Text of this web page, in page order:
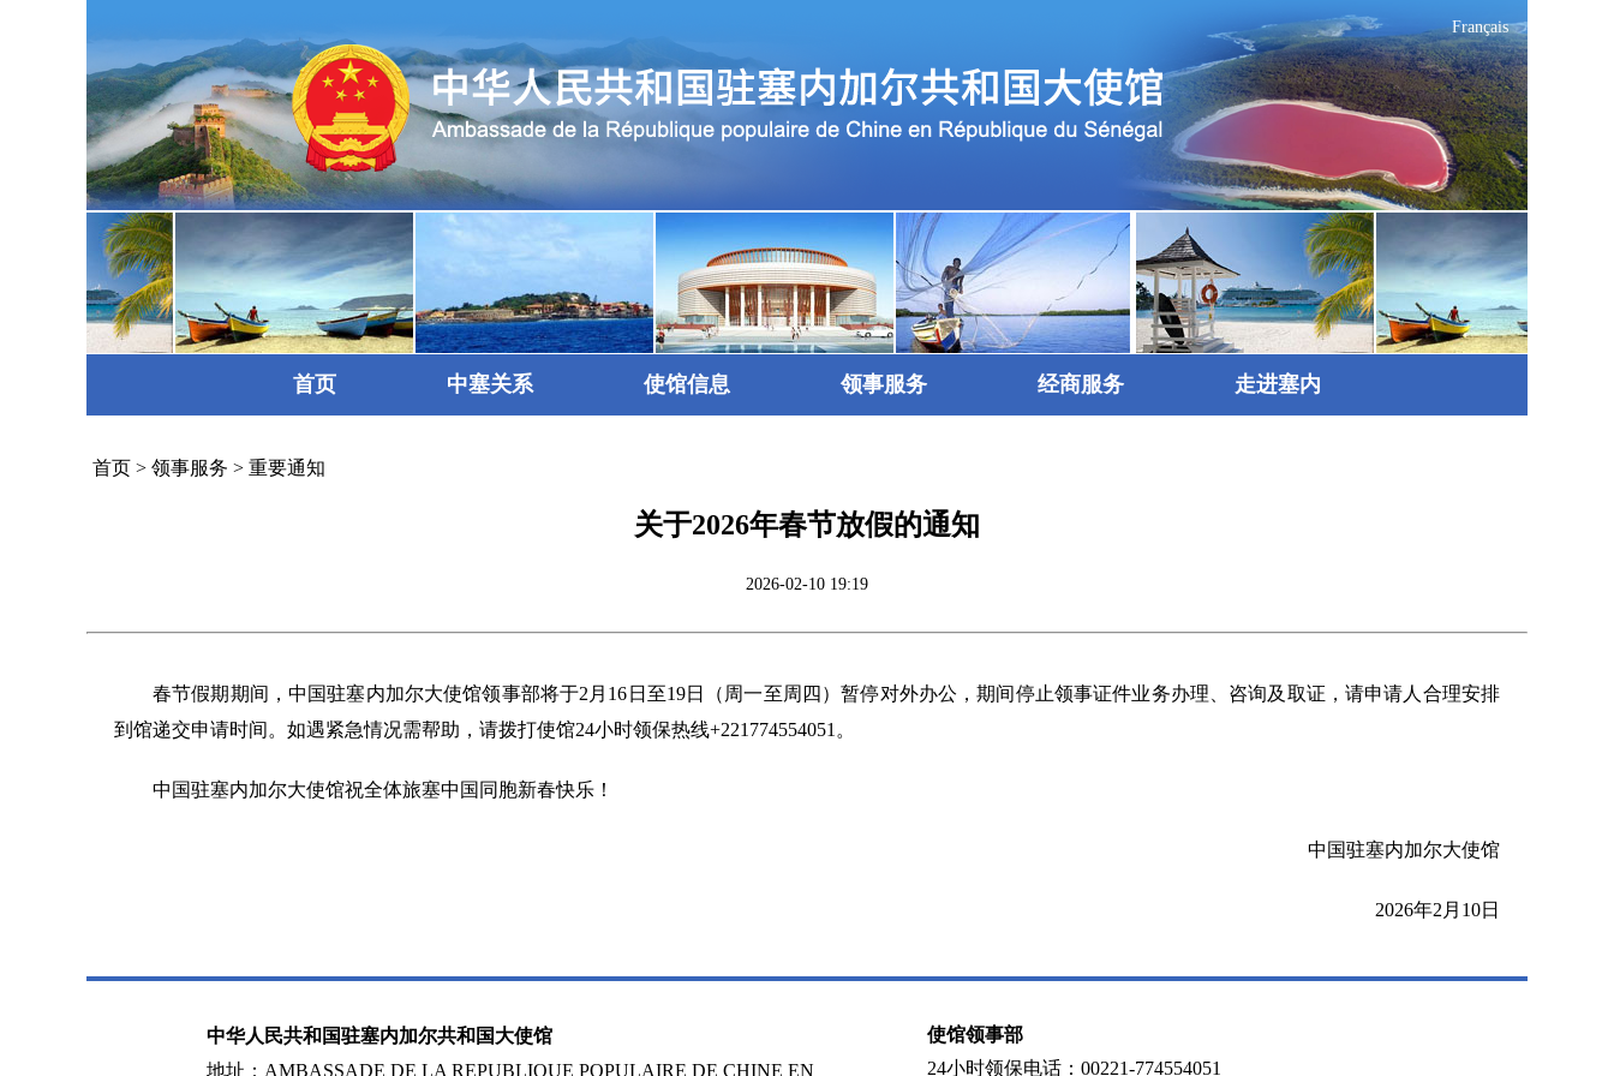
Français
首页 中塞关系 使馆信息 领事服务 经商服务 走进塞内
首页 > 领事服务 > 重要通知
关于2026年春节放假的通知
2026-02-10 19:19
春节假期期间，中国驻塞内加尔大使馆领事部将于2月16日至19日（周一至周四）暂停对外办公，期间停止领事证件业务办理、咨询及取证，请申请人合理安排
到馆递交申请时间。如遇紧急情况需帮助，请拨打使馆24小时领保热线+221774554051。
中国驻塞内加尔大使馆祝全体旅塞中国同胞新春快乐！
中国驻塞内加尔大使馆
2026年2月10日
中华人民共和国驻塞内加尔共和国大使馆
地址：AMBASSADE DE LA REPUBLIQUE POPULAIRE DE CHINE EN
使馆领事部
24小时领保电话：00221-774554051